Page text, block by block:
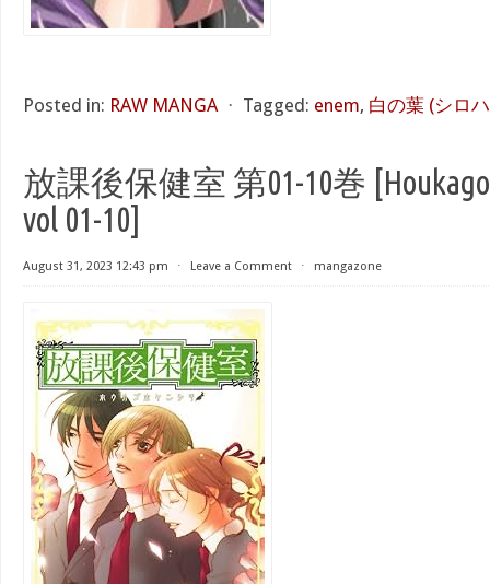
Posted in: RAW MANGA ⋅ Tagged: enem, 白の葉 (シロ
放課後保健室 第01-10巻 [Houkago
vol 01-10]
August 31, 2023 12:43 pm ⋅ Leave a Comment ⋅ mangazone